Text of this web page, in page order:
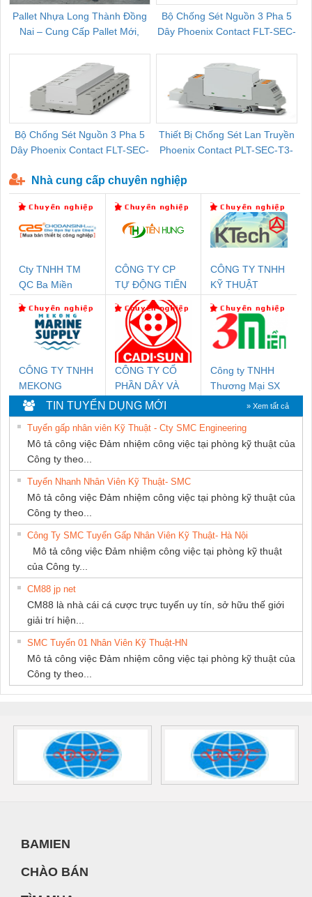
Pallet Nhựa Long Thành Đồng
Nai – Cung Cấp Pallet Mới,
Bộ Chống Sét Nguồn 3 Pha 5
Dây Phoenix Contact FLT-SEC-
Bộ Chống Sét Nguồn 3 Pha 5
Dây Phoenix Contact FLT-SEC-
Thiết Bị Chống Sét Lan Truyền
Phoenix Contact PLT-SEC-T3-
Nhà cung cấp chuyên nghiệp
Cty TNHH TM
QC Ba Miền
CÔNG TY CP
TỰ ĐỘNG TIẾN
HƯNG
CÔNG TY TNHH
KỸ THUẬT
NAM
CÔNG TY TNHH
MEKONG
MARINE SUPPLY
CÔNG TY CỔ
PHẦN DÂY VÀ
CÁP ĐIỆN
THƯỢNG ĐÌNH
Công ty TNHH
Thương Mại SX
TIN TUYỂN DỤNG MỚI » Xem tất cả
Tuyển gấp nhân viên Kỹ Thuật - Cty SMC Engineering
Mô tả công việc Đảm nhiệm công việc tại phòng kỹ thuật của
Công ty theo...
Tuyển Nhanh Nhân Viên Kỹ Thuật- SMC
Mô tả công việc Đảm nhiệm công việc tại phòng kỹ thuật của
Công ty theo...
Công Ty SMC Tuyển Gấp Nhân Viên Kỹ Thuật- Hà Nội
Mô tả công việc Đảm nhiệm công việc tại phòng kỹ thuật
của Công ty...
CM88 jp net
CM88 là nhà cái cá cược trực tuyến uy tín, sở hữu thế giới
giải trí hiện...
SMC Tuyển 01 Nhân Viên Kỹ Thuật-HN
Mô tả công việc Đảm nhiệm công việc tại phòng kỹ thuật của
Công ty theo...
BAMIEN
CHÀO BÁN